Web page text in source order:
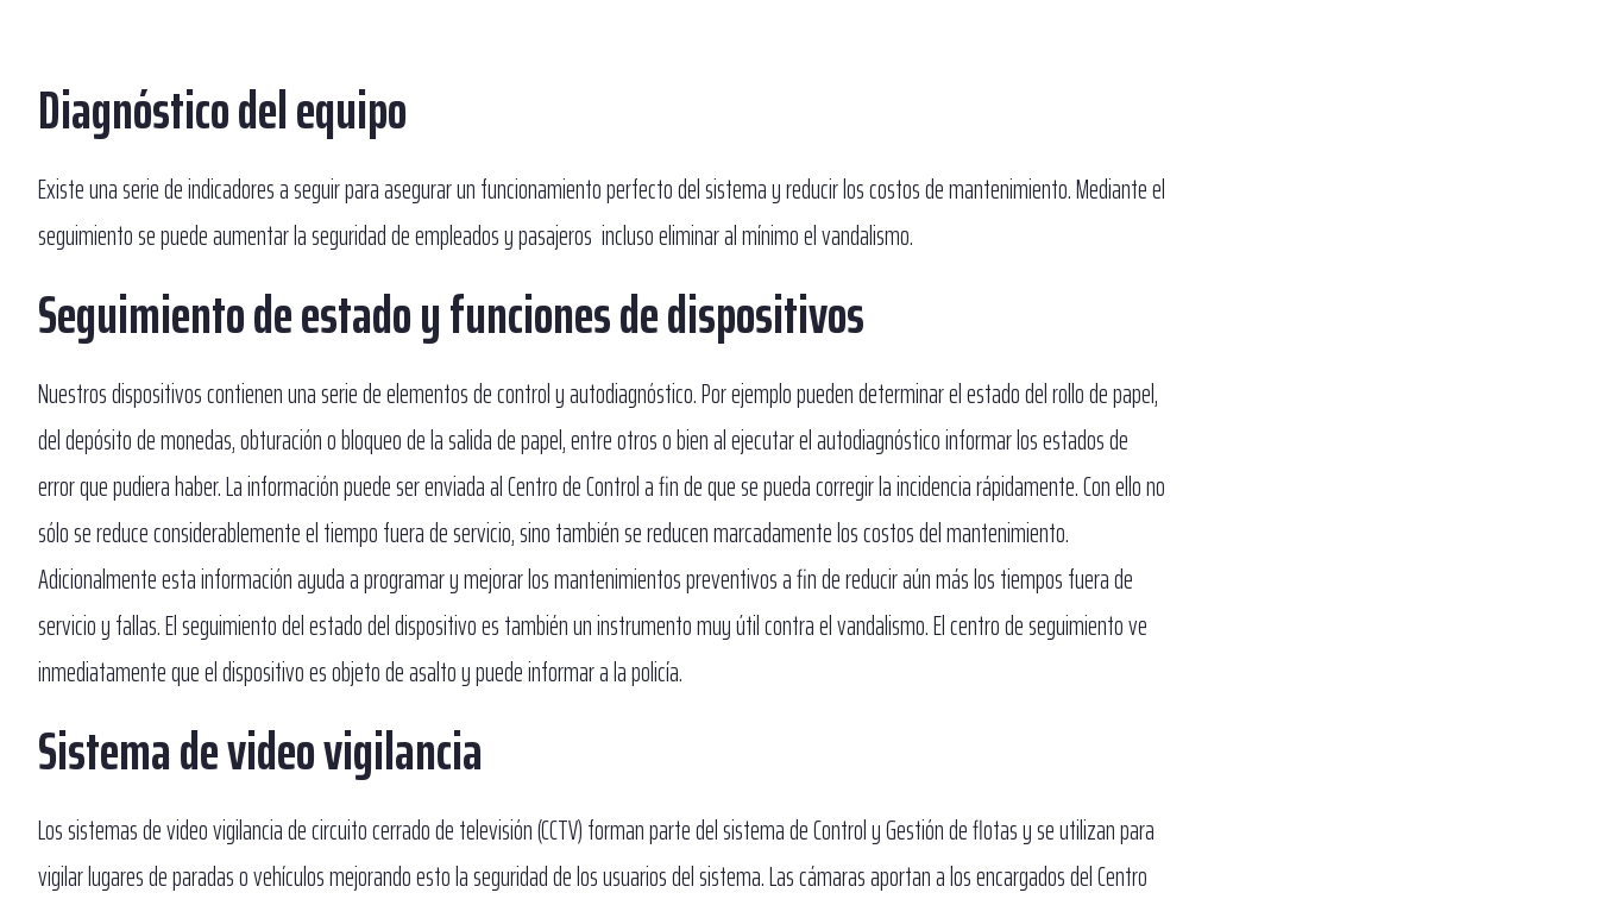
Diagnóstico del equipo
Existe una serie de indicadores a seguir para asegurar un funcionamiento perfecto del sistema y reducir los costos de mantenimiento. Mediante el
seguimiento se puede aumentar la seguridad de empleados y pasajeros incluso eliminar al mínimo el vandalismo.
Seguimiento de estado y funciones de dispositivos
Nuestros dispositivos contienen una serie de elementos de control y autodiagnóstico. Por ejemplo pueden determinar el estado del rollo de papel,
del depósito de monedas, obturación o bloqueo de la salida de papel, entre otros o bien al ejecutar el autodiagnóstico informar los estados de
error que pudiera haber. La información puede ser enviada al Centro de Control a fin de que se pueda corregir la incidencia rápidamente. Con ello no
sólo se reduce considerablemente el tiempo fuera de servicio, sino también se reducen marcadamente los costos del mantenimiento.
Adicionalmente esta información ayuda a programar y mejorar los mantenimientos preventivos a fin de reducir aún más los tiempos fuera de
servicio y fallas. El seguimiento del estado del dispositivo es también un instrumento muy útil contra el vandalismo. El centro de seguimiento ve
inmediatamente que el dispositivo es objeto de asalto y puede informar a la policía.
Sistema de video vigilancia
Los sistemas de video vigilancia de circuito cerrado de televisión (CCTV) forman parte del sistema de Control y Gestión de flotas y se utilizan para
vigilar lugares de paradas o vehículos mejorando esto la seguridad de los usuarios del sistema. Las cámaras aportan a los encargados del Centro